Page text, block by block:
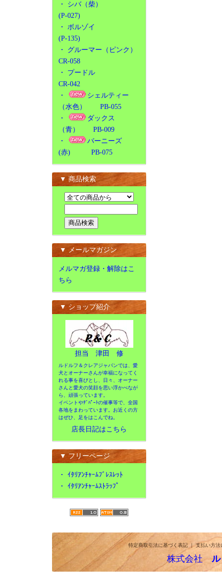
・ シバ（柴）
(P-027)
・ ボルゾイ
(P-135)
・ グルーマー（ピンク）
CR-058
・ プードル
CR-042
・
シェルティー
（水色） PB-055
・
ダックス
（青） PB-009
・
バーニーズ
(赤) PB-075
▼ 商品検索
▼ メールマガジン
メルマガ登録・解除はこ
ちら
▼ ショップ紹介
担当 津田 修
ルドルフ＆クレアジャパンでは、愛
犬とオーナーさんが幸福になってく
れる事を喜びとし、日々、オーナー
さんと愛犬の笑顔を思い浮かべなが
ら、頑張っています。
イベントやﾃﾞﾊﾟｰﾄの催事等で、全国
各地をまわっています。お近くの方
はぜひ、足をはこんでね。
店長日記はこちら
▼ フリーページ
・ ｲﾀﾘｱﾝﾁｬｰﾑﾌﾞﾚｽﾚｯﾄ
・ ｲﾀﾘｱﾝﾁｬｰﾑｽﾄﾗｯﾌﾟ
特定商取引法に基づく表記｜支払い方法
株式会社